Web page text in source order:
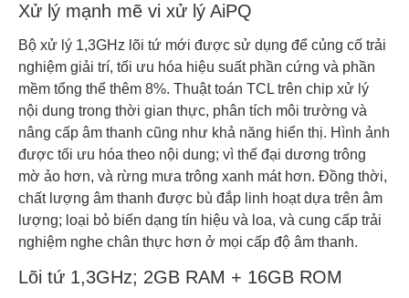
Xử lý mạnh mẽ vi xử lý AiPQ
Bộ xử lý 1,3GHz lõi tứ mới được sử dụng để củng cố trải
nghiệm giải trí, tối ưu hóa hiệu suất phần cứng và phần
mềm tổng thể thêm 8%. Thuật toán TCL trên chip xử lý
nội dung trong thời gian thực, phân tích môi trường và
nâng cấp âm thanh cũng như khả năng hiển thị. Hình ảnh
được tối ưu hóa theo nội dung; vì thế đại dương trông
mờ ảo hơn, và rừng mưa trông xanh mát hơn. Đồng thời,
chất lượng âm thanh được bù đắp linh hoạt dựa trên âm
lượng; loại bỏ biến dạng tín hiệu và loa, và cung cấp trải
nghiệm nghe chân thực hơn ở mọi cấp độ âm thanh.
Lõi tứ 1,3GHz; 2GB RAM + 16GB ROM